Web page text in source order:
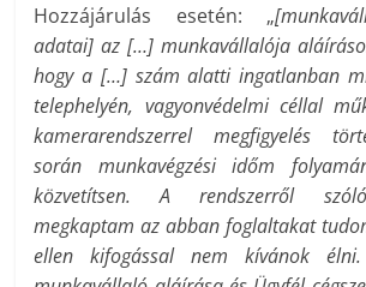
Hozzájárulás esetén: „
adatai] az […] munkavállalója
hogy a […] szám alatti ingatlanban
telephelyén, vagyonvédelmi céllal
kamerarendszerrel megfigyelés
során munkavégzési időm
közvetítsen. A rendszerről
megkaptam az abban foglaltakat
ellen kifogással nem kívánok